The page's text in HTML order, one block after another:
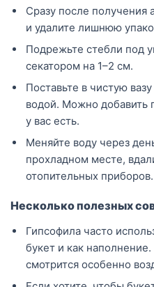
Сразу после получения
и удалите лишнюю
Подрежьте стебли под
секатором на 1–2 см.
Поставьте в чистую
водой. Можно добавить
у вас есть.
Меняйте воду через
прохладном месте,
отопительных приборов.
Несколько полезных
Гипсофила часто
букет и как
смотрится особенно